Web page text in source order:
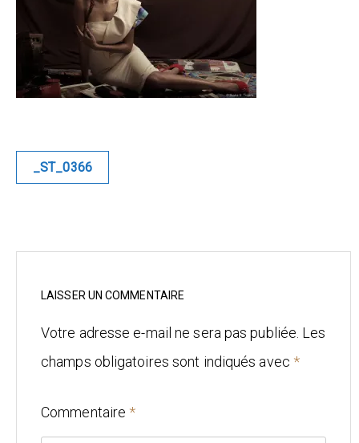
Equilibre
Renaissance
Sunustreet
Fashion
Culinaire
Industrielle
Mariage
Architecture
Navigation
_ST_0366
LAISSER UN COMMENTAIRE
Votre adresse e-mail ne sera pas publiée. Les
champs obligatoires sont indiqués avec *
Commentaire *